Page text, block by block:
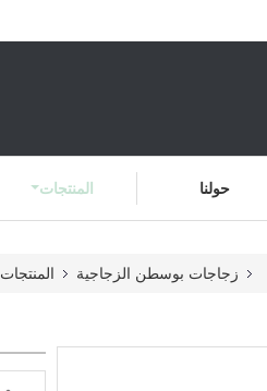
المنتجات حولنا
المنتجات زجاجات بوسطن الزجاجية